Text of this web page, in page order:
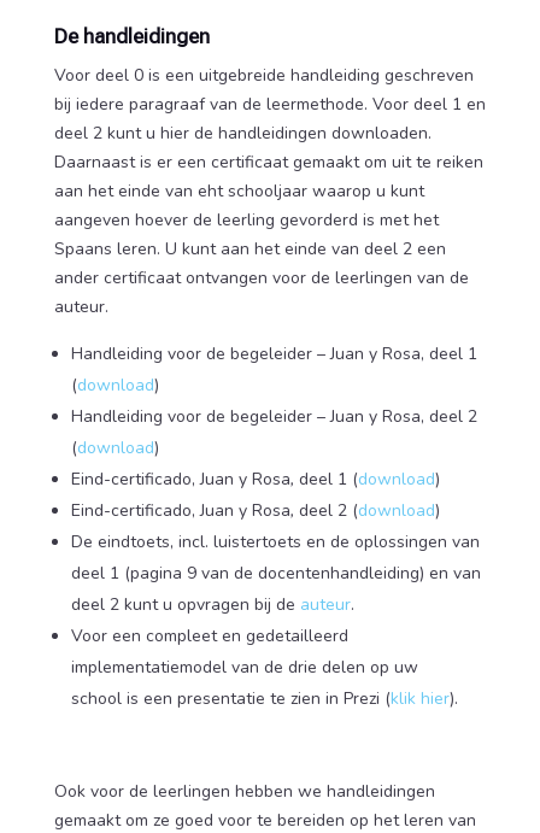
De handleidingen
Voor deel 0 is een uitgebreide handleiding geschreven
bij iedere paragraaf van de leermethode. Voor deel 1 en
deel 2 kunt u hier de handleidingen downloaden.
Daarnaast is er een certificaat gemaakt om uit te reiken
aan het einde van eht schooljaar waarop u kunt
aangeven hoever de leerling gevorderd is met het
Spaans leren. U kunt aan het einde van deel 2 een
ander certificaat ontvangen voor de leerlingen van de
auteur.
Handleiding voor de begeleider – Juan y Rosa, deel 1
(download)
Handleiding voor de begeleider – Juan y Rosa, deel 2
(download)
Eind-certificado, Juan y Rosa, deel 1 (download)
Eind-certificado, Juan y Rosa, deel 2 (download)
De eindtoets, incl. luistertoets en de oplossingen van
deel 1 (pagina 9 van de docentenhandleiding) en van
deel 2 kunt u opvragen bij de auteur.
Voor een compleet en gedetailleerd
implementatiemodel van de drie delen op uw
school is een presentatie te zien in Prezi (klik hier).
Ook voor de leerlingen hebben we handleidingen
gemaakt om ze goed voor te bereiden op het leren van